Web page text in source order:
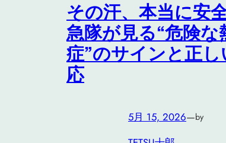
その汗、本当に安
急隊が見る“危険な
症”のサインと正し
応
5月 15, 2026—by